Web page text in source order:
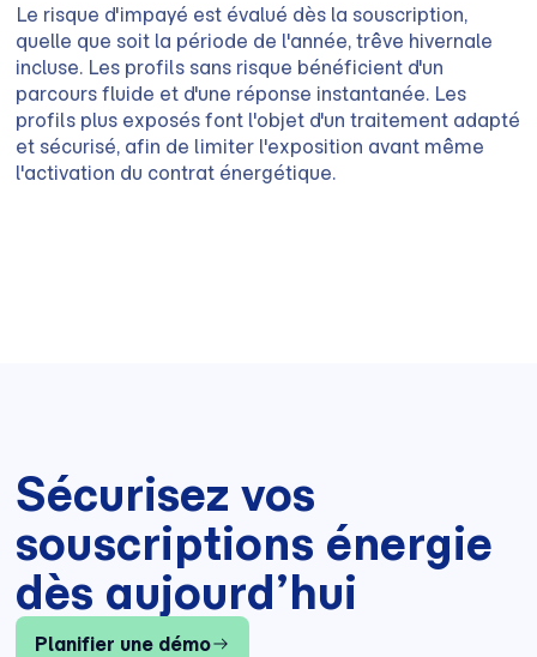
Le risque d'impayé est évalué dès la souscription,
quelle que soit la période de l'année, trêve hivernale
incluse. Les profils sans risque bénéficient d'un
parcours fluide et d'une réponse instantanée. Les
profils plus exposés font l'objet d'un traitement adapté
et sécurisé, afin de limiter l'exposition avant même
l'activation du contrat énergétique.
Sécurisez vos
souscriptions énergie
dès aujourd’hui
Planifier une démo